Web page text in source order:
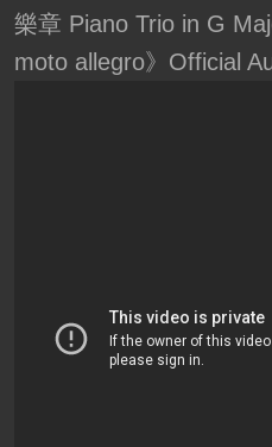
樂章 Piano Trio in G
moto allegro》Official